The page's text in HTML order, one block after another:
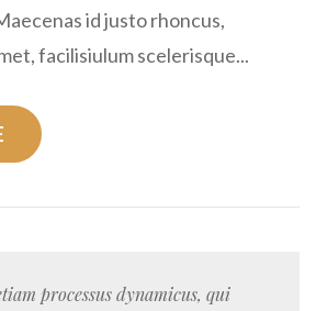
id justo rhoncus,
facilisiulum scelerisque...
processus dynamicus, qui